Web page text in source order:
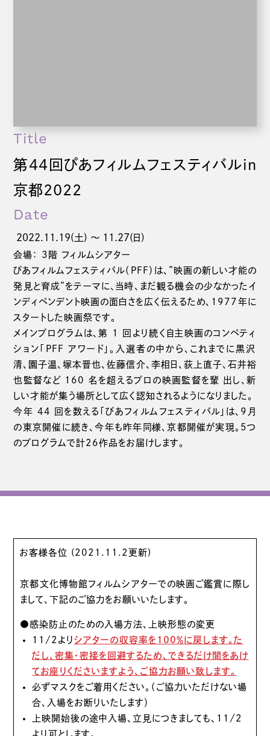
Title
第44回ぴあフィルムフェスティバルin
京都2022
Date
2022.11.19(土) 〜 11.27(日)
会場： 3階 フィルムシアター
ぴあフィルムフェスティバル（PFF）は、”映画の新しい才能の
発見と育成”をテーマに、当時、まだ観る機会の少なかったイ
ンディペンデント映画の面白さを広く伝えるため、1977年に
スタートした映画祭です。
メインプログラムは、第 1 回より続く自主映画のコンペティ
ション「PFF アワード」。入選者の中から、これまでに黒沢
清、園子温、塚本晋也、佐藤信介、李相日、荻上直子、石井裕
也監督など 160 名を超えるプロの映画監督を輩 出し、新
しい才能が集う場所として広く認知されるようになりました。
今年 44 回を数える「ぴあフィルムフェスティバル」は、9月
の東京開催に続き、今年も昨年同様、京都開催が実現。5つ
のプログラムで計26作品をお届けします。
お客様各位 (2021.11.2更新)
京都文化博物館フィルムシアターでの映画ご鑑賞に際し
まして、下記のご協力をお願いいたします。
●感染防止のための入場方法、上映形態の変更
11/2よりシアターの収容率を100％に戻します。た
だし、密集・密接を回避するため、できるだけ間をあけ
てお座りくださいますよう、ご協力お願い致します。
必ずマスクをご着用ください。（ご協力いただけない場
合、入場をお断りいたします）
上映開始後の途中入場、立見につきましても、11/2
より可とします。